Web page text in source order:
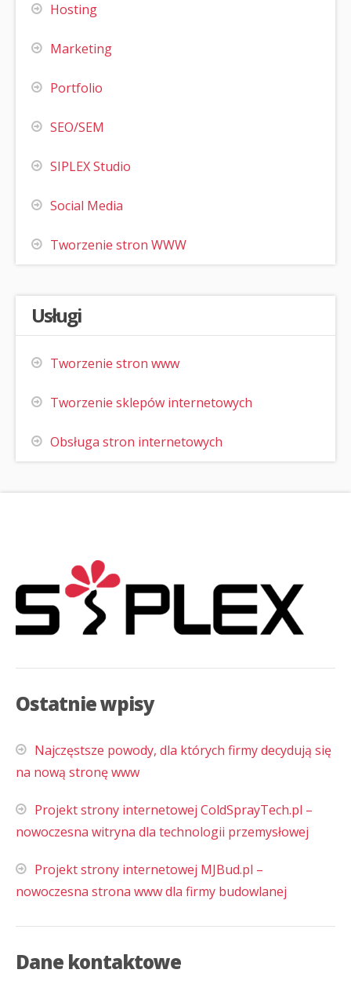
Hosting
Marketing
Portfolio
SEO/SEM
SIPLEX Studio
Social Media
Tworzenie stron WWW
Usługi
Tworzenie stron www
Tworzenie sklepów internetowych
Obsługa stron internetowych
Ostatnie wpisy
Najczęstsze powody, dla których firmy decydują się
na nową stronę www
Projekt strony internetowej ColdSprayTech.pl –
nowoczesna witryna dla technologii przemysłowej
Projekt strony internetowej MJBud.pl –
nowoczesna strona www dla firmy budowlanej
Dane kontaktowe